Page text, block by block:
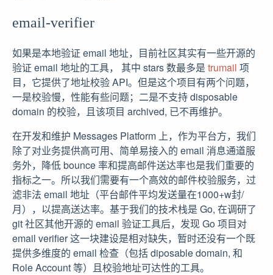
email-verifier
如果是本地验证 email 地址，目前社区其实有一些开源的
验证 email 地址的工具， 其中 stars 数最多是 trumail 项
目，它提供了地址校验 API。但是这个项目有两个问题，
一是校验慢，性能有些问题；二是不支持 disposable
domain 的校验，且该项目 archived, 已不再维护。
在开发和维护 Messages Platform 上，作为平台方，我们
除了对业务提供高可用、简单易接入的 email 消息通道服
务外，降低 bounce 率和提高邮件送达率也是我们重要的
指标之一。所以我们需要有一个高效的邮件校验服务，过
滤非法 email 地址（平台邮件平均发送量在1000+w封/
月），以提高送达率。基于我们的技术栈是 Go, 在调研了
git 社区其他开源的 email 验证工具后，发现 Go 项目对
email verifier 这一块建设是相对缺失，暂时还没有一个既
提供多维度的 email 检查（包括 diposable domain, 和
Role Account 等）且校验地址可达性的工具。